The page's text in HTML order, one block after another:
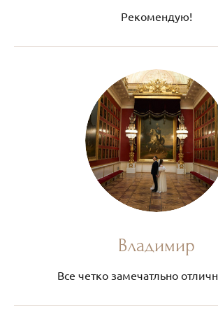
Рекомендую!
Владимир
Все четко замечатльно